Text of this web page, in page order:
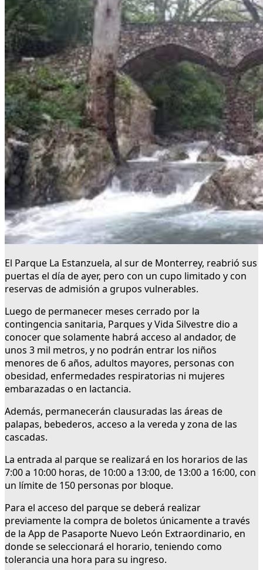
El Parque La Estanzuela, al sur de Monterrey, reabrió sus
puertas el día de ayer, pero con un cupo limitado y con
reservas de admisión a grupos vulnerables.
Luego de permanecer meses cerrado por la
contingencia sanitaria, Parques y Vida Silvestre dio a
conocer que solamente habrá acceso al andador, de
unos 3 mil metros, y no podrán entrar los niños
menores de 6 años, adultos mayores, personas con
obesidad, enfermedades respiratorias ni mujeres
embarazadas o en lactancia.
Además, permanecerán clausuradas las áreas de
palapas, bebederos, acceso a la vereda y zona de las
cascadas.
La entrada al parque se realizará en los horarios de las
7:00 a 10:00 horas, de 10:00 a 13:00, de 13:00 a 16:00, con
un límite de 150 personas por bloque.
Para el acceso del parque se deberá realizar
previamente la compra de boletos únicamente a través
de la App de Pasaporte Nuevo León Extraordinario, en
donde se seleccionará el horario, teniendo como
tolerancia una hora para su ingreso.